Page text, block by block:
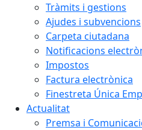
Tràmits i gestions
Ajudes i subvencions
Carpeta ciutadana
Notificacions
Impostos
Factura electrònica
Finestreta Única
Actualitat
Premsa i